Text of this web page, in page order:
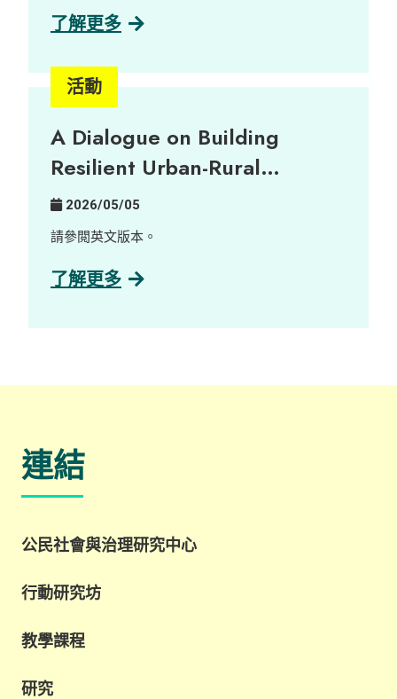
擁有三百年歷史的客家古村——荔枝窩，展開了沉
大自然三大核心元素——泥土、植物與聲音的當代
藝術作品。 由萃取自在地植物的天然染料，到記錄
溫柔而深刻的感官視角，帶領大家反思鄉郊永續發
展與社區韌性。 展覽詳情： 日期： 2026年6月16
日至23日 時間： 上午 10:00 至 晚上 9:00 地點：
中環藝穗會 陳麗玲畫廊（Google 地圖） 歡迎瀏覽
展覽專頁了解更多：
了解更多
活動
A Dialogue on Building
Resilient Urban-Rural
Partnerships
2026/05/05
請參閲英文版本。
了解更多
連結
公民社會與治理研究中心
行動研究坊
教學課程
研究